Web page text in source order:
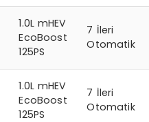
1.0L mHEV
EcoBoost
125PS
7 İleri
Otomatik
1.0L mHEV
EcoBoost
125PS
7 İleri
Otomatik